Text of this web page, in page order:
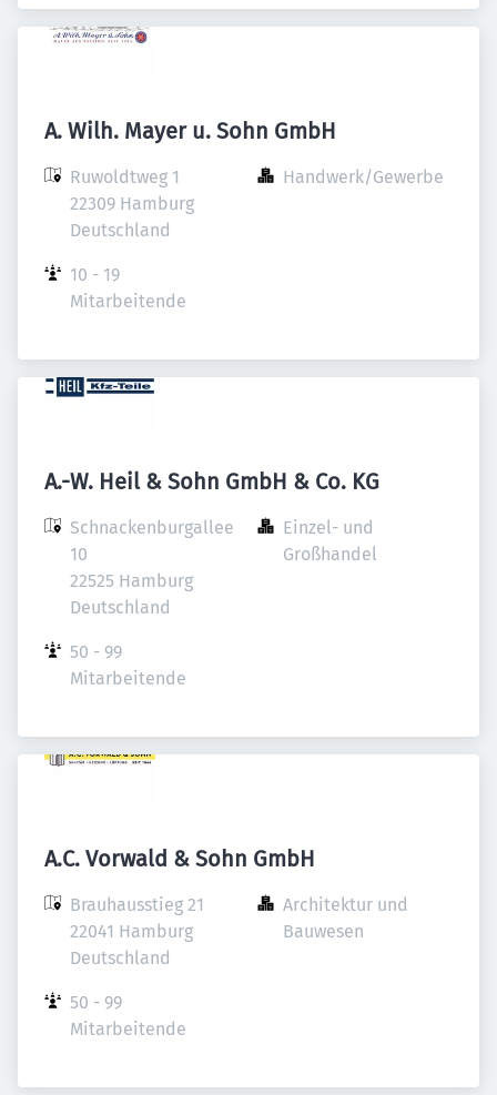
A. Wilh. Mayer u. Sohn GmbH
Ruwoldtweg 1
22309 Hamburg
Deutschland
Handwerk/Gewerbe
10 - 19
Mitarbeitende
A.-W. Heil & Sohn GmbH & Co. KG
Schnackenburgallee
10
22525 Hamburg
Deutschland
Einzel- und
Großhandel
50 - 99
Mitarbeitende
A.C. Vorwald & Sohn GmbH
Brauhausstieg 21
22041 Hamburg
Deutschland
Architektur und
Bauwesen
50 - 99
Mitarbeitende